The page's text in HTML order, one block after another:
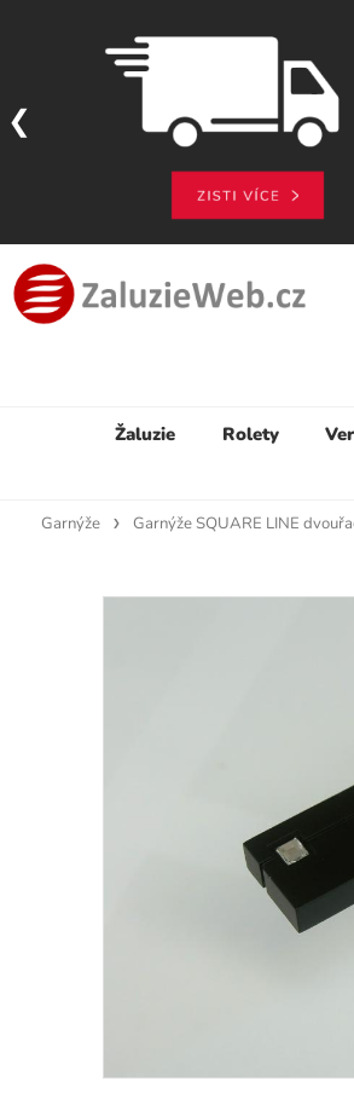
Žaluzie Rolety
Garnýže Garnýže SQUARE LINE